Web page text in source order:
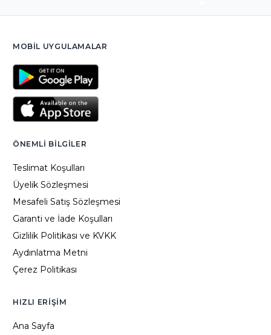
MOBIL UYGULAMALAR
ÖNEMLI BILGILER
Teslimat Koşulları
Üyelik Sözleşmesi
Mesafeli Satış Sözleşmesi
Garanti ve İade Koşulları
Gizlilik Politikası ve KVKK
Aydınlatma Metni
Çerez Politikası
HIZLI ERIŞIM
Ana Sayfa